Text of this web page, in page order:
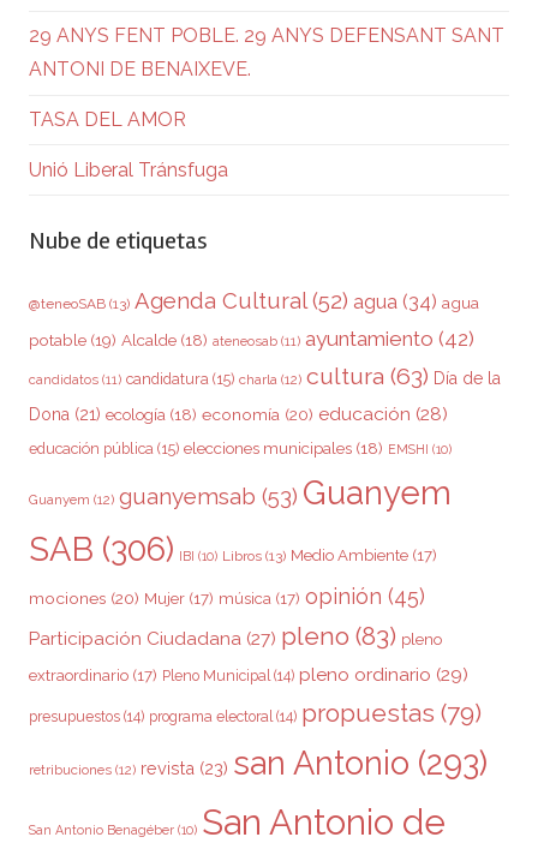
29 ANYS FENT POBLE. 29 ANYS DEFENSANT SANT
ANTONI DE BENAIXEVE.
TASA DEL AMOR
Unió Liberal Tránsfuga
Nube de etiquetas
@teneoSAB (13) Agenda Cultural(52) agua (34) agua
potable (19) Alcalde (18) ateneosab (11) ayuntamiento (42)
candidatos (11) candidatura (15) charla (12) cultura (63) Día de la
Dona (21) ecología (18) economía (20) educación (28)
educación pública (15) elecciones municipales (18) EMSHI (10)
Guanyem (12) guanyemsab (53) Guanyem
SAB (306) IBI (10) Libros (13) Medio Ambiente (17)
mociones (20) Mujer (17) música (17) opinión (45)
Participación Ciudadana (27) pleno (83) pleno
extraordinario (17) Pleno Municipal(14) pleno ordinario (29)
presupuestos (14) programa electoral(14) propuestas (79)
retribuciones (12) revista (23) san Antonio (293)
San Antonio Benagéber (10) San Antonio de